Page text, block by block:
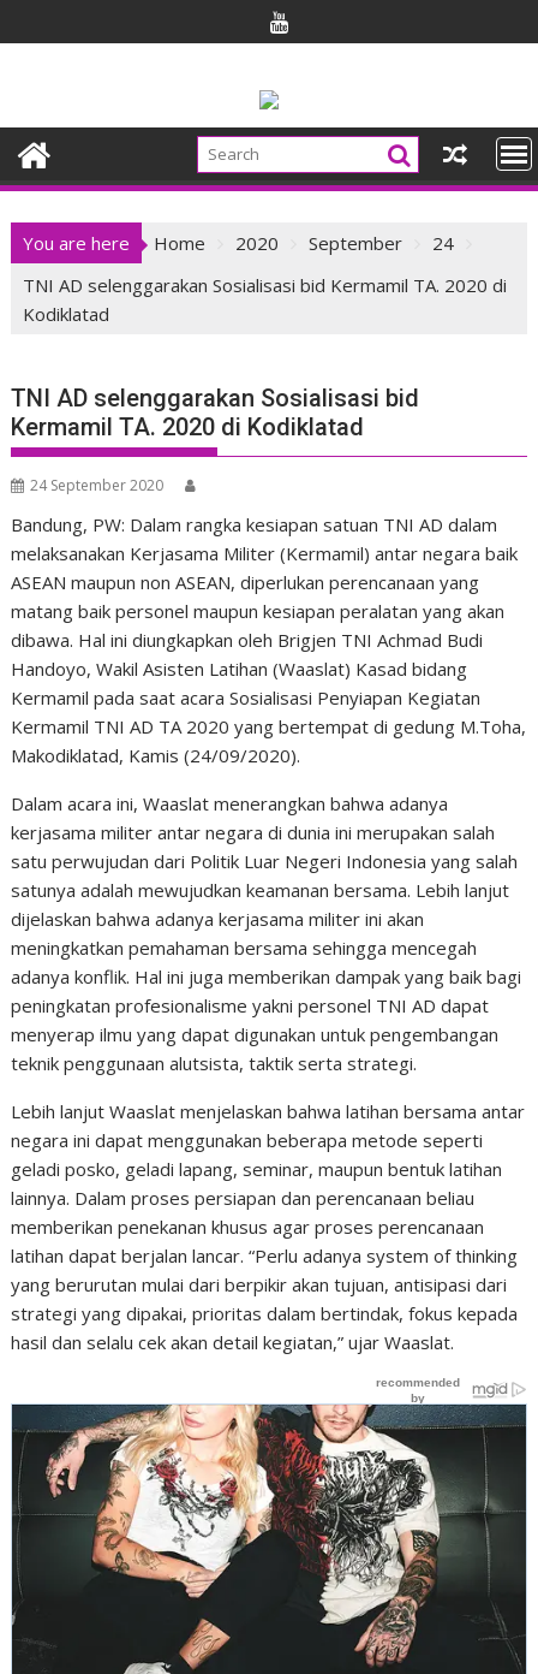
to
You are here Home 2020 September
24
TNI AD selenggarakan Sosialisasi bid Kermamil TA. 2020 di
Kodiklatad
TNI AD selenggarakan Sosialisasi bid
Kermamil TA. 2020 di Kodiklatad
24 September 2020
Bandung, PW: Dalam rangka kesiapan satuan TNI AD dalam
melaksanakan Kerjasama Militer (Kermamil) antar negara baik
ASEAN maupun non ASEAN, diperlukan perencanaan yang
matang baik personel maupun kesiapan peralatan yang akan
dibawa. Hal ini diungkapkan oleh Brigjen TNI Achmad Budi
Handoyo, Wakil Asisten Latihan (Waaslat) Kasad bidang
Kermamil pada saat acara Sosialisasi Penyiapan Kegiatan
Kermamil TNI AD TA 2020 yang bertempat di gedung M.Toha,
Makodiklatad, Kamis (24/09/2020).
Dalam acara ini, Waaslat menerangkan bahwa adanya
kerjasama militer antar negara di dunia ini merupakan salah
satu perwujudan dari Politik Luar Negeri Indonesia yang salah
satunya adalah mewujudkan keamanan bersama. Lebih lanjut
dijelaskan bahwa adanya kerjasama militer ini akan
meningkatkan pemahaman bersama sehingga mencegah
adanya konflik. Hal ini juga memberikan dampak yang baik bagi
peningkatan profesionalisme yakni personel TNI AD dapat
menyerap ilmu yang dapat digunakan untuk pengembangan
teknik penggunaan alutsista, taktik serta strategi.
Lebih lanjut Waaslat menjelaskan bahwa latihan bersama antar
negara ini dapat menggunakan beberapa metode seperti
geladi posko, geladi lapang, seminar, maupun bentuk latihan
lainnya. Dalam proses persiapan dan perencanaan beliau
memberikan penekanan khusus agar proses perencanaan
latihan dapat berjalan lancar. “Perlu adanya system of thinking
yang berurutan mulai dari berpikir akan tujuan, antisipasi dari
strategi yang dipakai, prioritas dalam bertindak, fokus kepada
hasil dan selalu cek akan detail kegiatan,” ujar Waaslat.